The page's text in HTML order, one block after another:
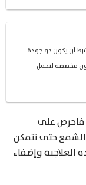
أن يكون ذو جودة
مخصصة لتحمل
فاحرص على
الشمع حتى تتمكن
العلاجية وإضفاء